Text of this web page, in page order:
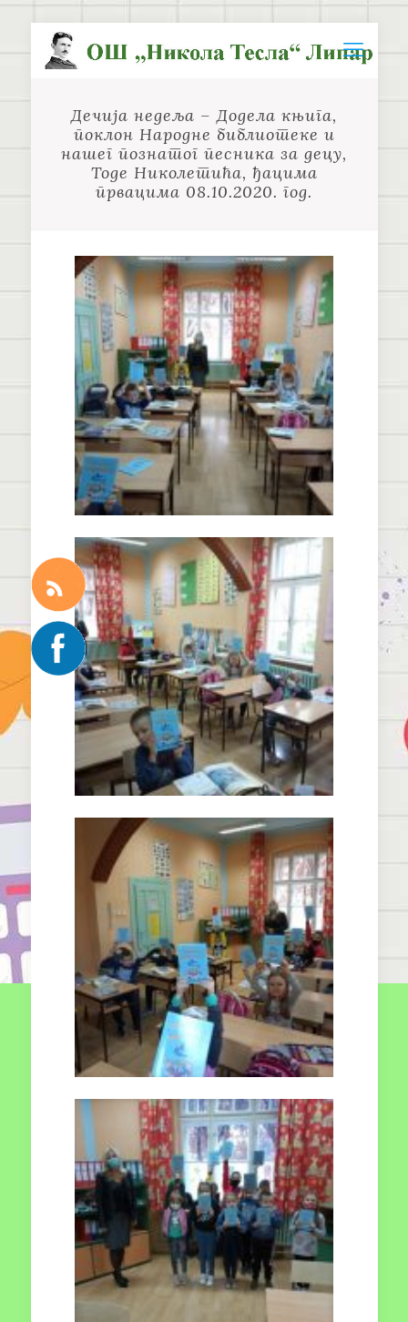
Дечија недеља – Додела књига,
поклон Народне библиотеке и
нашег познатог песника за децу,
Тоде Николетића, ђацима
првацима 08.10.2020. год.